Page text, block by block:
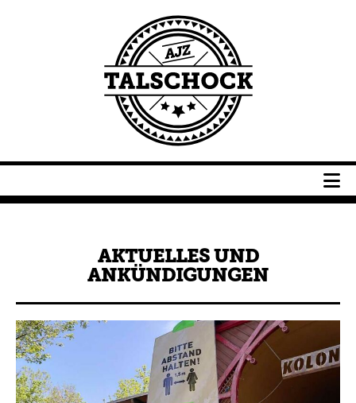
Navigation
AKTUELLES UND
ANKÜNDIGUNGEN